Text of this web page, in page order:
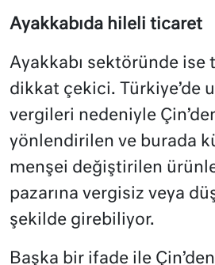
Ayakkabıda hileli ticaret
Ayakkabı sektöründe ise
dikkat çekici. Türkiye’de
vergileri nedeniyle Çin’den
yönlendirilen ve burada
menşei değiştirilen
pazarına vergisiz veya
şekilde girebiliyor.
Başka bir ifade ile